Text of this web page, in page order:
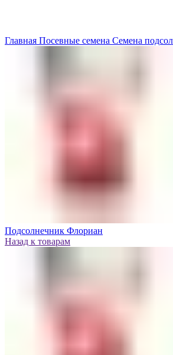
Главная Посевные семена Семена
Подсолнечник Флориан
Назад к товарам